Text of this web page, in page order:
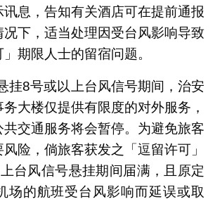
息，告知有关酒店可在提前通报
下，适当处理因受台风影响导致
期限人士的留宿问题。
挂8号或以上台风信号期间，治安
大楼仅提供有限度的对外服务，
共交通服务将会暂停。为避免旅客
险，倘旅客获发之「逗留许可」
台风信号悬挂期间届满，且原定
场的航班受台风影响而延误或取